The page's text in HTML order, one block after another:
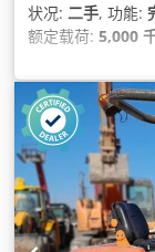
状况: 二手, 功能:
额定载荷: 5,000
2,730 毫米, 叉架
8,350 千克, 驱动